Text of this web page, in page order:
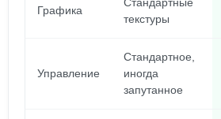
Графика
текстуры
Управление
Стандартное,
иногда
запутанное